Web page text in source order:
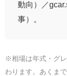
動向）／
事）。
※相場は年式・グ
わります。あくま